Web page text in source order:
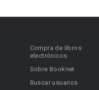
Compra de libros
electrónicos
Sobre Booknet
Buscar usuarios